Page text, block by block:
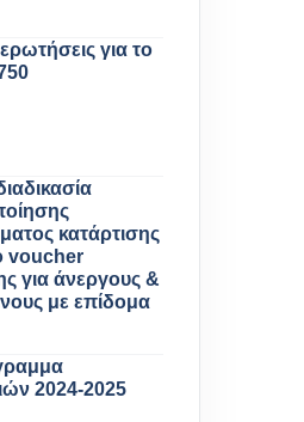
για το
κατάρτισης
voucher
για άνεργους &
με επίδομα
2024-2025